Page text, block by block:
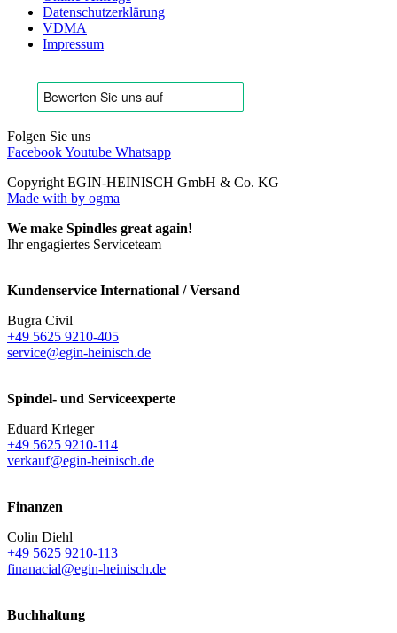
Datenschutzerklärung
VDMA
Impressum
Folgen Sie uns
FacebookYoutube Whatsapp
Copyright EGIN-HEINISCH GmbH & Co. KG
Made with by ogma
We make Spindles great again!
Ihr engagiertes Serviceteam
Kundenservice International / Versand
Bugra Civil
+49 5625 9210-405
service@egin-heinisch.de
Spindel- und Serviceexperte
Eduard Krieger
+49 5625 9210-114
verkauf@egin-heinisch.de
Finanzen
Colin Diehl
+49 5625 9210-113
finanacial@egin-heinisch.de
Buchhaltung